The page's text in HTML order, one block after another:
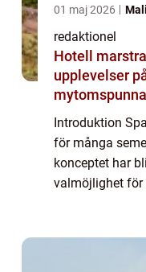
01 maj 2026
redaktionel
Hotell marstrandsön
upplevelser
Introduktion
för många
konceptet har
valmöjlighet för